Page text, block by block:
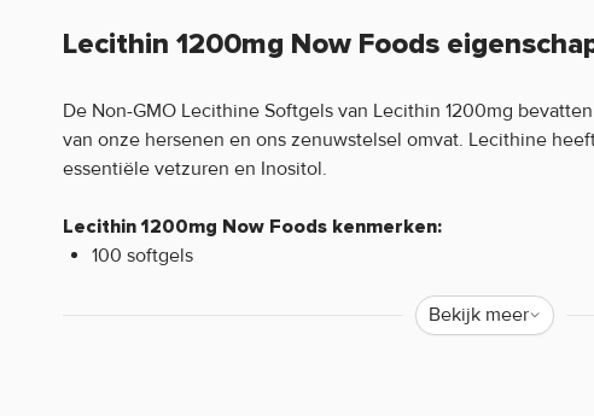
Lecithin 1200mg Now Foods
De Non-GMO Lecithine Softgels van Lecithin 1200mg
van onze hersenen en ons zenuwstelsel omvat. Lecithine
essentiële vetzuren en Inositol.
Lecithin 1200mg Now Foods kenmerken:
100 softgels
Bekijk meer